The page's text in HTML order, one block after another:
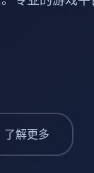
了解更多